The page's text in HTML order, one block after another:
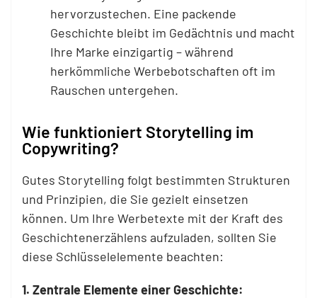
hervorzustechen. Eine packende
Geschichte bleibt im Gedächtnis und macht
Ihre Marke einzigartig – während
herkömmliche Werbebotschaften oft im
Rauschen untergehen.
Wie funktioniert Storytelling im
Copywriting?
Gutes Storytelling folgt bestimmten Strukturen
und Prinzipien, die Sie gezielt einsetzen
können. Um Ihre Werbetexte mit der Kraft des
Geschichtenerzählens aufzuladen, sollten Sie
diese Schlüsselelemente beachten:
1. Zentrale Elemente einer Geschichte: